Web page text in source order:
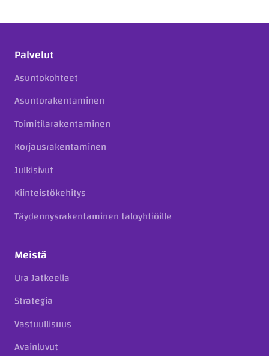
Palvelut
Asuntokohteet
Asuntorakentaminen
Toimitilarakentaminen
Korjausrakentaminen
Julkisivut
Kiinteistökehitys
Täydennysrakentaminen taloyhtiöille
Meistä
Ura Jatkeella
Strategia
Vastuullisuus
Avainluvut